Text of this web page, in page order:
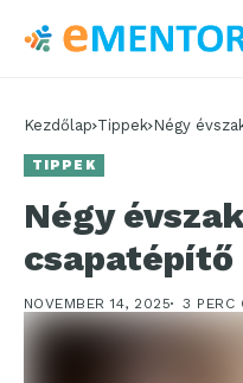
Kezdőlap Tippek Négy
TIPPEK
Négy
csapatépítő
NOVEMBER 14, 2025 3 PERC